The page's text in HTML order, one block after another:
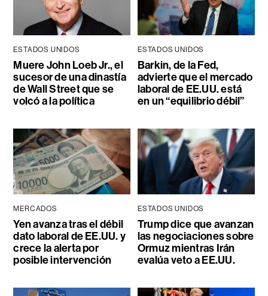
ESTADOS UNIDOS
Muere John Loeb Jr., el
sucesor de una dinastía
de Wall Street que se
volcó a la política
ESTADOS UNIDOS
Barkin, de la Fed,
advierte que el mercado
laboral de EE.UU. está
en un “equilibrio débil”
MERCADOS
Yen avanza tras el débil
dato laboral de EE.UU. y
crece la alerta por
posible intervención
ESTADOS UNIDOS
Trump dice que avanzan
las negociaciones sobre
Ormuz mientras Irán
evalúa veto a EE.UU.